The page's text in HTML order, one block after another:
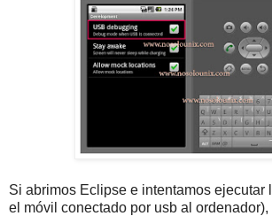
Si abrimos Eclipse e intentamos ejecutar
el móvil conectado por usb al ordenador),